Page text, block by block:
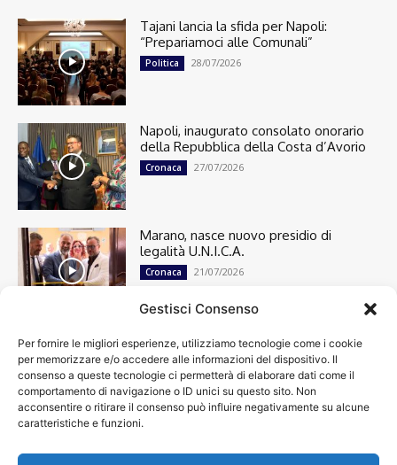
Gestisci Consenso
Per fornire le migliori esperienze, utilizziamo tecnologie come i cookie
per memorizzare e/o accedere alle informazioni del dispositivo. Il
consenso a queste tecnologie ci permetterà di elaborare dati come il
comportamento di navigazione o ID unici su questo sito. Non
acconsentire o ritirare il consenso può influire negativamente su alcune
caratteristiche e funzioni.
Tajani lancia la sfida per Napoli:
“Prepariamoci alle Comunali”
Politica 28/07/2026
Napoli, inaugurato consolato onorario
della Repubblica della Costa d’Avorio
Cronaca 27/07/2026
Marano, nasce nuovo presidio di
legalità U.N.I.C.A.
Cronaca 21/07/2026
Cronaca
13501
Attualità
7304
top
News
4209
Cultura